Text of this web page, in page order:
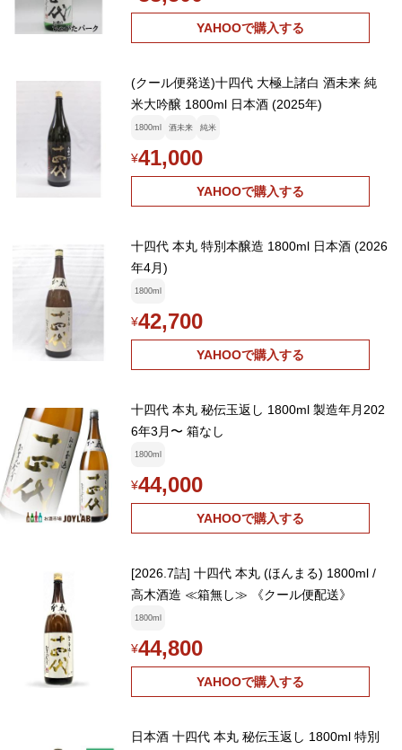
YAHOOで購入する
(クール便発送)十四代 大極上諸白 酒未来 純
米大吟醸 1800ml 日本酒 (2025年)
1800ml 酒未来 純米
¥41,000
YAHOOで購入する
十四代 本丸 特別本醸造 1800ml 日本酒 (2026
年4月)
1800ml
¥42,700
YAHOOで購入する
十四代 本丸 秘伝玉返し 1800ml 製造年月202
6年3月〜 箱なし
1800ml
¥44,000
YAHOOで購入する
[2026.7詰] 十四代 本丸 (ほんまる) 1800ml /
高木酒造 ≪箱無し≫ 《クール便配送》
1800ml
¥44,800
YAHOOで購入する
日本酒 十四代 本丸 秘伝玉返し 1800ml 特別